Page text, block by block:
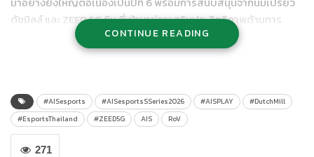
ดัชมิลล์ และ ZEED 5G ซิม ที่เข้ามาช่วยเสริมประสิทธิภาพด้านการ
เชื่อมต่อ เพื่อให้เยาวชนสามารถเข้าถึงการแข่งขันได้อย่างต่อเนื่องและ
เต็มประสิทธิภาพ โดยปีนี้มีการยกระดับการแข่งขันให้เข้มข้นและ
และสถาบันการศึกษาทั่วประเทศ เพื่อร่วมสร้าง Ecosystem อีสปอร์ต
ระดับเยาวชนให้แข็งแรง ตั้งแต่ระดับโรงเรียน จังหวัด ภูมิภาค ไปจนถึง
รอบชิงแชมป์ประเทศไทย ครอบคลุม 77 จังหวัดทั่วประเทศ
CONTINUE READING
#AISesports #AISesportsSSeries2026 #AISPLAY
#DutchMill
#EsportsThailand
#ZEED5G AIS RoV
271